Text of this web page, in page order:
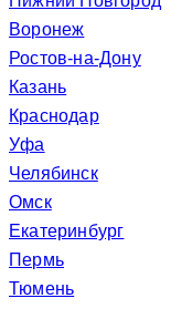
Воронеж
Ростов-на-Дону
Казань
Краснодар
Уфа
Челябинск
Омск
Екатеринбург
Пермь
Тюмень